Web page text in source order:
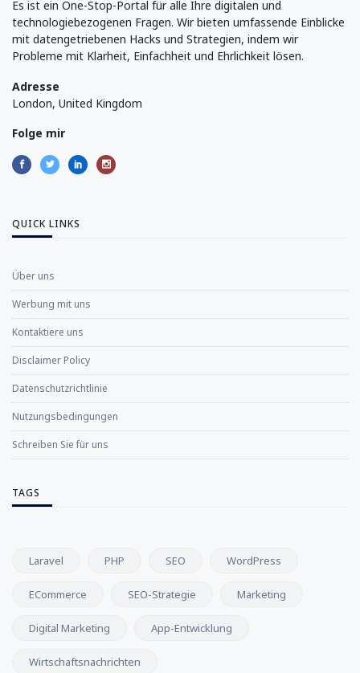
Es ist ein One-Stop-Portal für alle Ihre digitalen und
technologiebezogenen Fragen. Wir bieten umfassende Einblicke
mit datengetriebenen Hacks und Strategien, indem wir
Probleme mit Klarheit, Einfachheit und Ehrlichkeit lösen.
Adresse
London, United Kingdom
Folge mir
QUICK LINKS
Über uns
Werbung mit uns
Kontaktiere uns
Disclaimer Policy
Datenschutzrichtlinie
Nutzungsbedingungen
Schreiben Sie für uns
TAGS
Laravel PHP SEO WordPress
ECommerce SEO-Strategie Marketing
Digital Marketing App-Entwicklung
Wirtschaftsnachrichten